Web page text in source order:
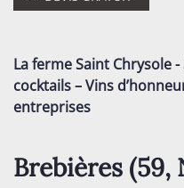
La ferme Saint Chrysole
cocktails – Vins
entreprises
Brebières (59,